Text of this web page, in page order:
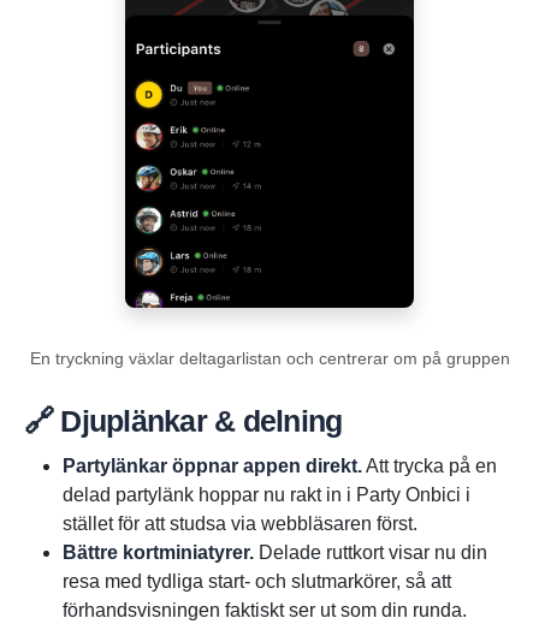
En tryckning växlar deltagarlistan och centrerar om på gruppen
🔗 Djuplänkar & delning
Partylänkar öppnar appen direkt.Att trycka på en
delad partylänk hoppar nu rakt in i Party Onbici i
stället för att studsa via webbläsaren först.
Bättre kortminiatyrer. Delade ruttkort visar nu din
resa med tydliga start- och slutmarkörer, så att
förhandsvisningen faktiskt ser ut som din runda.